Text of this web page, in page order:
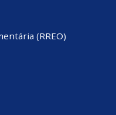
(RREO)